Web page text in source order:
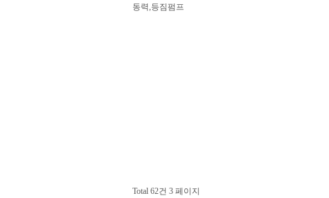
동력,등짐펌프
Total 62건 3 페이지